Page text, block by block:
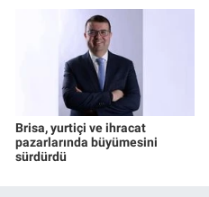
Brisa, yurtiçi ve ihracat
pazarlarında büyümesini
sürdürdü